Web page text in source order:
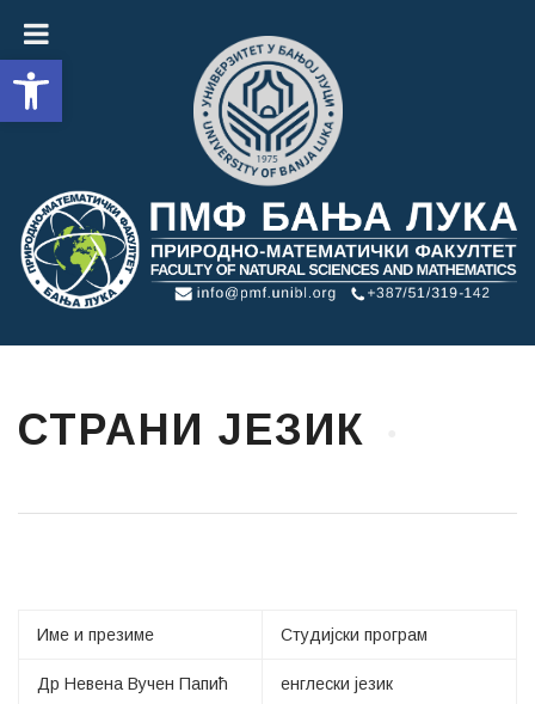
Open toolbar
СТРАНИ ЈЕЗИК
Име и презиме Студијски програм
Др Невена Вучен Папић енглески језик